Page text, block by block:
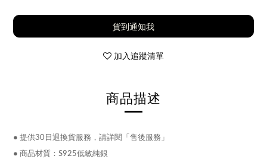
貨到通知我
加入追蹤清單
商品描述
● 提供30日退換貨服務，請詳閱「售後服務」
● 商品材質：S925低敏純銀